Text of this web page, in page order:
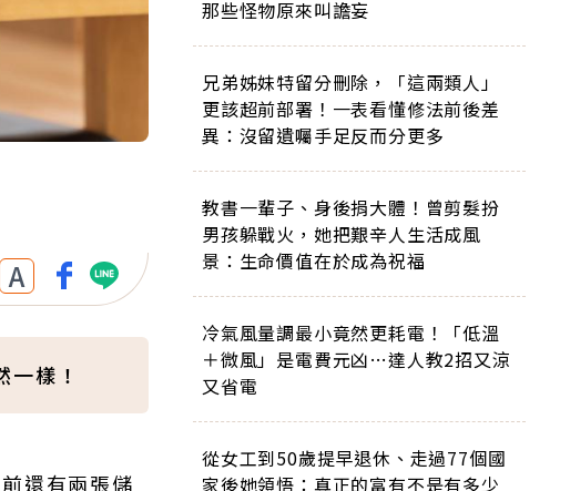
A
樣！
還有兩張儲
那些怪物原來叫譫妄
兄弟姊妹特留分刪除，「這兩類人」
更該超前部署！一表看懂修法前後差
異：沒留遺囑手足反而分更多
教書一輩子、身後捐大體！曾剪髮扮
男孩躲戰火，她把艱辛人生活成風
景：生命價值在於成為祝福
冷氣風量調最小竟然更耗電！「低溫
＋微風」是電費元凶…達人教2招又涼
又省電
從女工到50歲提早退休、走過77個國
家後她領悟：真正的富有不是有多少